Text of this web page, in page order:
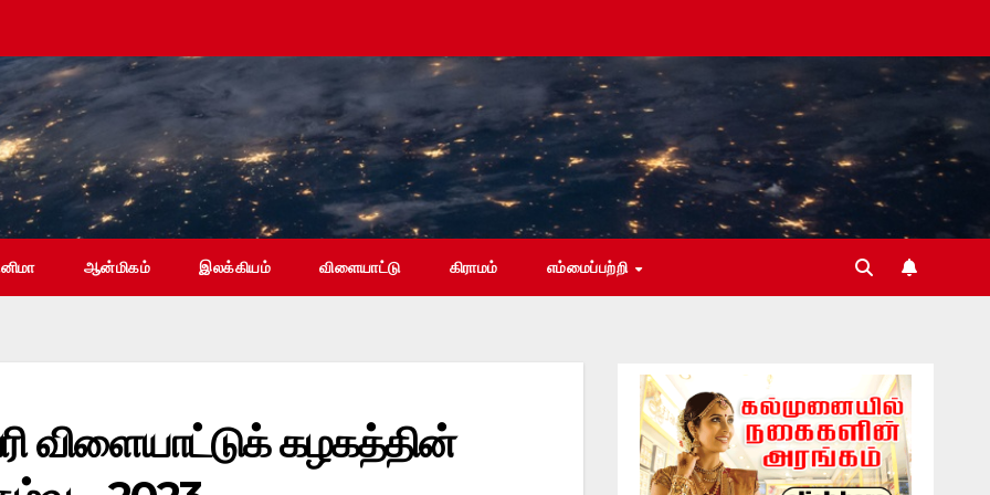
ஆன்மிகம் இலக்கியம் விளையாட்டு கிராமம் எம்மைப்பற்றி
விளையாட்டுக் கழகத்தின்